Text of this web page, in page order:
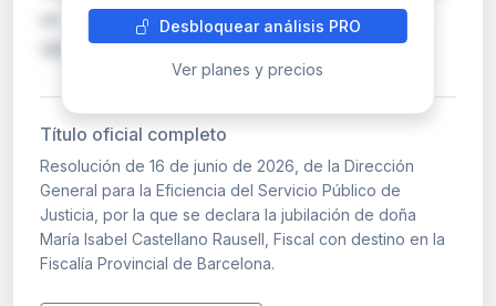
se rige por el Reglamento del Ministerio Fiscal
(RD 305/2022), la Ley Orgán…
Desbloquear análisis PRO
Ver planes y precios
Título oficial completo
Resolución de 16 de junio de 2026, de la Dirección
General para la Eficiencia del Servicio Público de
Justicia, por la que se declara la jubilación de doña
María Isabel Castellano Rausell, Fiscal con destino en la
Fiscalía Provincial de Barcelona.